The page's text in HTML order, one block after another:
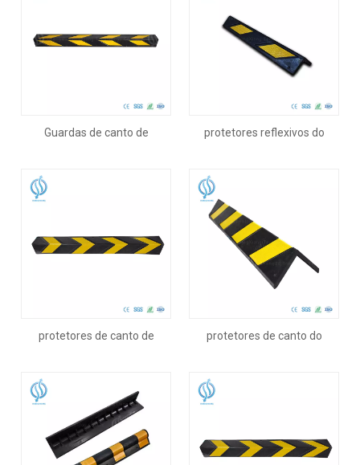
Guardas de canto de
protetores reflexivos do
protetores de canto de
protetores de canto do